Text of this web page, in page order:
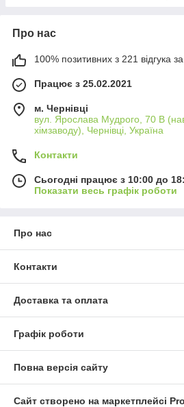
Про нас
100% позитивних з 221 відгука за
Працює з 25.02.2021
м. Чернівці
вул. Ярослава Мудрого, 70 В
хімзаводу), Чернівці, Україна
Контакти
Сьогодні працює з 10:00 до
Показати весь графік роботи
Про нас
Контакти
Доставка та оплата
Графік роботи
Повна версія сайту
Сайт створено на маркетплейсі